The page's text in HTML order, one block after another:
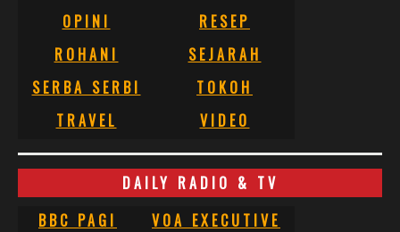
OPINI
RESEP
ROHANI
SEJARAH
SERBA SERBI
TOKOH
TRAVEL
VIDEO
DAILY RADIO & TV
BBC PAGI
VOA EXECUTIVE